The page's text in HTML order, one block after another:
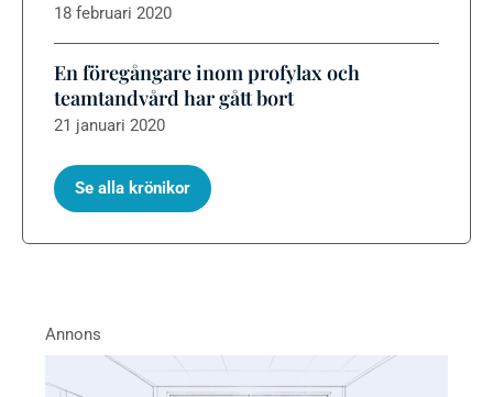
18 februari 2020
En föregångare inom profylax och
teamtandvård har gått bort
21 januari 2020
Se alla krönikor